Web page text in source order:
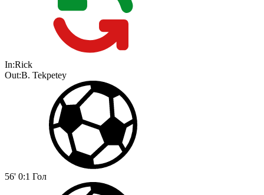
In:Rick
Out:B. Tekpetey
56' 0:1 Гол